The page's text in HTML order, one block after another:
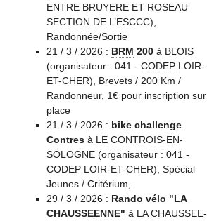
ENTRE BRUYERE ET ROSEAU
SECTION DE L’ESCCC),
Randonnée/Sortie
21 / 3 / 2026 : BRM 200à BLOIS
(organisateur : 041 - CODEPLOIR-
ET-CHER), Brevets / 200 Km /
Randonneur, 1€ pour inscription sur
place
21 / 3 / 2026 : bike challenge
Contresà LE CONTROIS-EN-
SOLOGNE (organisateur : 041 -
CODEPLOIR-ET-CHER), Spécial
Jeunes / Critérium,
29 / 3 / 2026 : Rando vélo "LA
CHAUSSEENNE" à LA CHAUSSEE-